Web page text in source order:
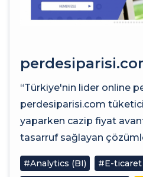
“Türkiye'nin lider online
perdesiparisi.com
yaparken cazip fiyat
tasarruf sağlayan
#Analytics (BI) #E-ticaret